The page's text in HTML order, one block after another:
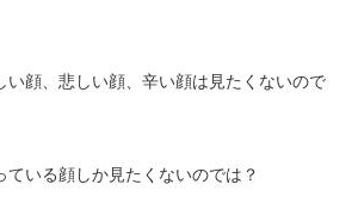
い顔、悲しい顔、辛い顔は見たくないので
ている顔しか見たくないのでは？